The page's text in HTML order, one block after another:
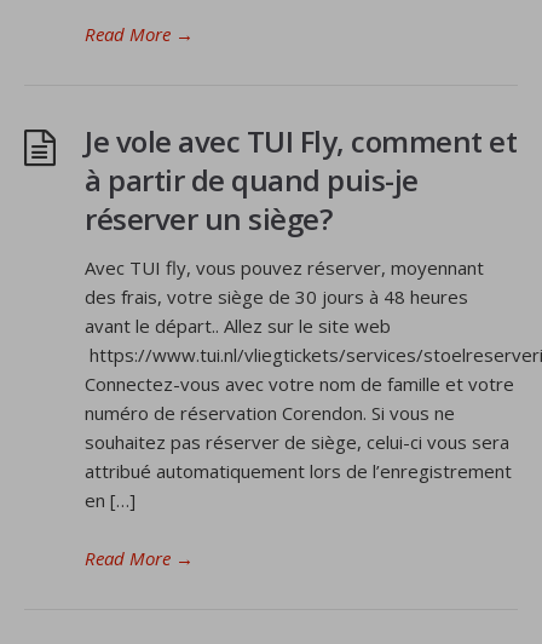
Read More →
Je vole avec TUI Fly, comment et
à partir de quand puis-je
réserver un siège?
Avec TUI fly, vous pouvez réserver, moyennant
des frais, votre siège de 30 jours à 48 heures
avant le départ.. Allez sur le site web
https://www.tui.nl/vliegtickets/services/
Connectez-vous avec votre nom de famille et votre
numéro de réservation Corendon. Si vous ne
souhaitez pas réserver de siège, celui-ci vous sera
attribué automatiquement lors de l’enregistrement
en […]
Read More →